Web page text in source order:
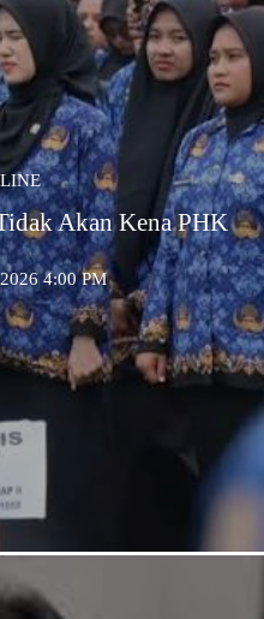
Akan Kena PHK
4:00 PM